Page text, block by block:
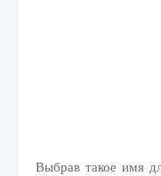
Выбрав такое имя